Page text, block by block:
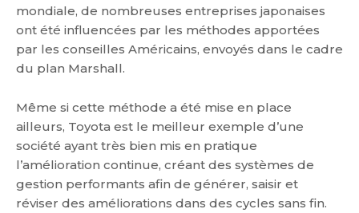
mondiale, de nombreuses entreprises japonaises
ont été influencées par les méthodes apportées
par les conseilles Américains, envoyés dans le cadre
du plan Marshall.
Même si cette méthode a été mise en place
ailleurs, Toyota est le meilleur exemple d’une
société ayant très bien mis en pratique
l’amélioration continue, créant des systèmes de
gestion performants afin de générer, saisir et
réviser des améliorations dans des cycles sans fin.